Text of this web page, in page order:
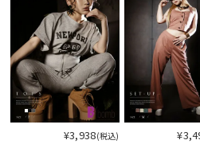
¥3,938(税込)